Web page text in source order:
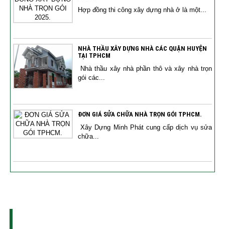
Hợp đồng thi công xây dựng nhà ở là một...
NHÀ THẦU XÂY DỰNG NHÀ CÁC QUẬN HUYỆN
TẠI TPHCM
Nhà thầu xây nhà phần thô và xây nhà trọn
gói các...
ĐƠN GIÁ SỬA CHỮA NHÀ TRỌN GÓI TPHCM.
Xây Dựng Minh Phát cung cấp dịch vụ sửa
chữa...